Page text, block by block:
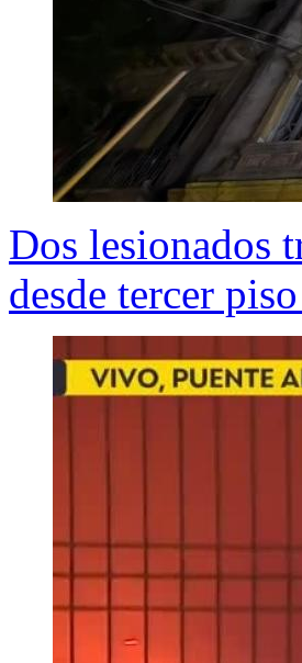
Dos lesionados
desde tercer